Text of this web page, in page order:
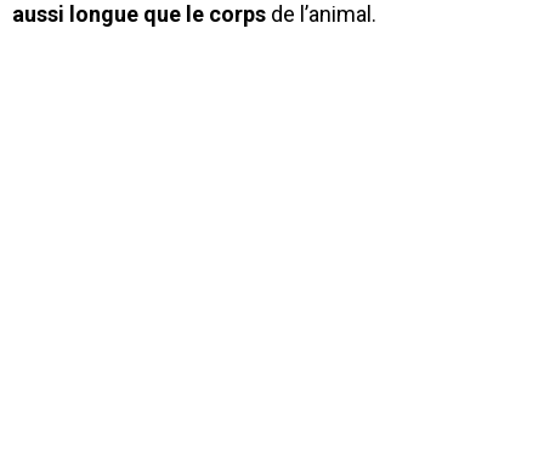
aussi longue que le corps de l’animal.